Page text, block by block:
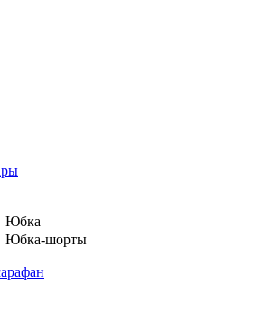
Юбка
Юбка-шорты